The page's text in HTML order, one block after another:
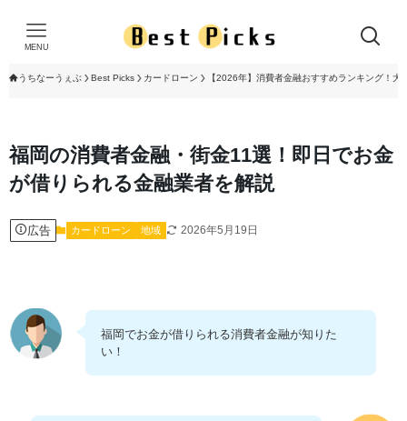
MENU
うちなーうぇぶ Best Picks カードローン 【2026年】消費者金融おすすめランキング！
福岡の消費者金融・街金11選！即日でお金
が借りられる金融業者を解説
広告 カードローン 地域 2026年5月19日
福岡でお金が借りられる消費者金融が知りた
い！